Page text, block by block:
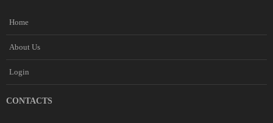
Home
About Us
Login
CONTACTS